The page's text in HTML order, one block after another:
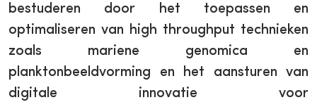
bestuderen door het toepassen en
optimaliseren van high throughput technieken
zoals mariene genomica en
planktonbeeldvorming en het aansturen van
digitale innovatie voor